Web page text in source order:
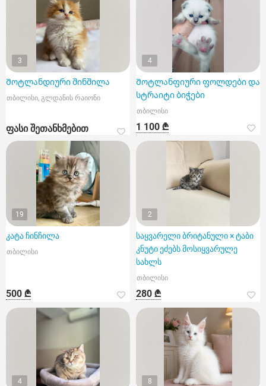
3
Შოტლანდიური შინშილა
თბილისი, გლდანის რაიონი
ფასი შეთანხმებით
4
Შოტლანფიური ფოლდები და
სტრაიტი ბიჭები
თბილისი
1 100 ₾
19
კატა ჩინჩილა
თბილისი
500 ₾
2
საყვარელი ბრიტანული × ტაბი
კნუტი ეძებს მოსიყვარულე
სახლს
თბილისი
280 ₾
4 8